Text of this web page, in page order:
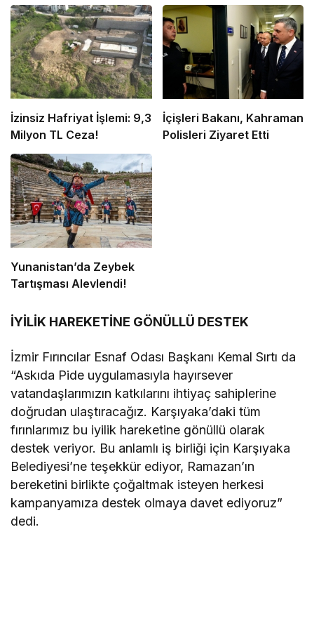
İzinsiz Hafriyat İşlemi: 9,3
Milyon TL Ceza!
İçişleri Bakanı, Kahraman
Polisleri Ziyaret Etti
Yunanistan’da Zeybek
Tartışması Alevlendi!
İYİLİK HAREKETİNE GÖNÜLLÜ DESTEK
İzmir Fırıncılar Esnaf Odası Başkanı Kemal Sırtı da
“Askıda Pide uygulamasıyla hayırsever
vatandaşlarımızın katkılarını ihtiyaç sahiplerine
doğrudan ulaştıracağız. Karşıyaka’daki tüm
fırınlarımız bu iyilik hareketine gönüllü olarak
destek veriyor. Bu anlamlı iş birliği için Karşıyaka
Belediyesi’ne teşekkür ediyor, Ramazan’ın
bereketini birlikte çoğaltmak isteyen herkesi
kampanyamıza destek olmaya davet ediyoruz”
dedi.